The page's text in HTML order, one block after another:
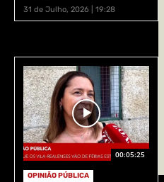
31 de Julho, 2026 | 19:28
00:05:25
OPINIÃO PÚBLICA